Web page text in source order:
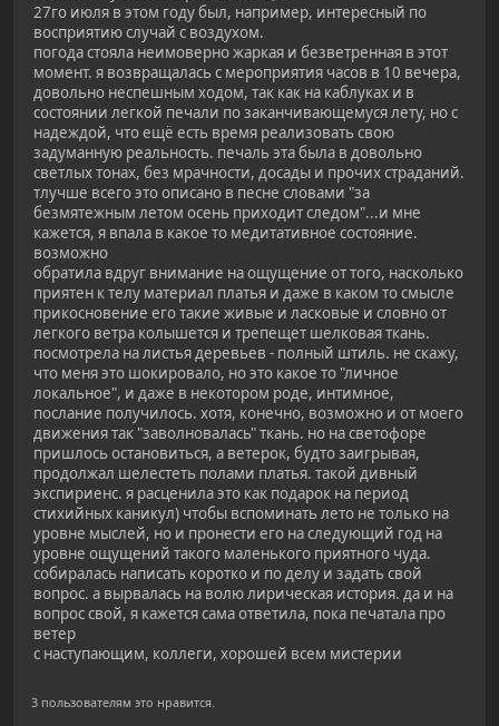
27го июля в этом году был, например, интересный по
восприятию случай с воздухом.
погода стояла неимоверно жаркая и безветренная в этот
момент. я возвращалась с мероприятия часов в 10 вечера,
довольно неспешным ходом, так как на каблуках и в
состоянии легкой печали по заканчивающемуся лету, но с
надеждой, что ещё есть время реализовать свою
задуманную реальность. печаль эта была в довольно
светлых тонах, без мрачности, досады и прочих страданий.
тлучше всего это описано в песне словами "за
безмятежным летом осень приходит следом"...и мне
кажется, я впала в какое то медитативное состояние.
возможно
обратила вдруг внимание на ощущение от того, насколько
приятен к телу материал платья и даже в каком то смысле
прикосновение его такие живые и ласковые и словно от
легкого ветра колышется и трепещет шелковая ткань.
посмотрела на листья деревьев - полный штиль. не скажу,
что меня это шокировало, но это какое то "личное
локальное", и даже в некотором роде, интимное,
послание получилось. хотя, конечно, возможно и от моего
движения так "заволновалась" ткань. но на светофоре
пришлось остановиться, а ветерок, будто заигрывая,
продолжал шелестеть полами платья. такой дивный
экспириенс. я расценила это как подарок на период
стихийных каникул) чтобы вспоминать лето не только на
уровне мыслей, но и пронести его на следующий год на
уровне ощущений такого маленького приятного чуда.
собиралась написать коротко и по делу и задать свой
вопрос. а вырвалась на волю лирическая история. да и на
вопрос свой, я кажется сама ответила, пока печатала про
ветер
с наступающим, коллеги, хорошей всем мистерии
3 пользователям это нравится.